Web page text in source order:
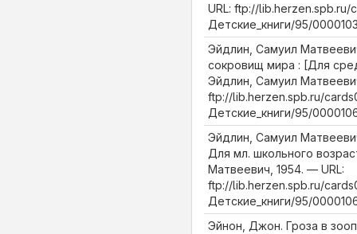
URL: ftp://lib.herzen.spb.ru/
Детские_книги/95/
Эйдлин, Самуил
сокровищ мира : [Для
Эйдлин, Самуил
ftp://lib.herzen.spb.ru/
Детские_книги/95/
Эйдлин, Самуил
Для мл. школьного
Матвеевич, 1954. — URL:
ftp://lib.herzen.spb.ru/
Детские_книги/95/
Эйнон, Джон. Гроза в